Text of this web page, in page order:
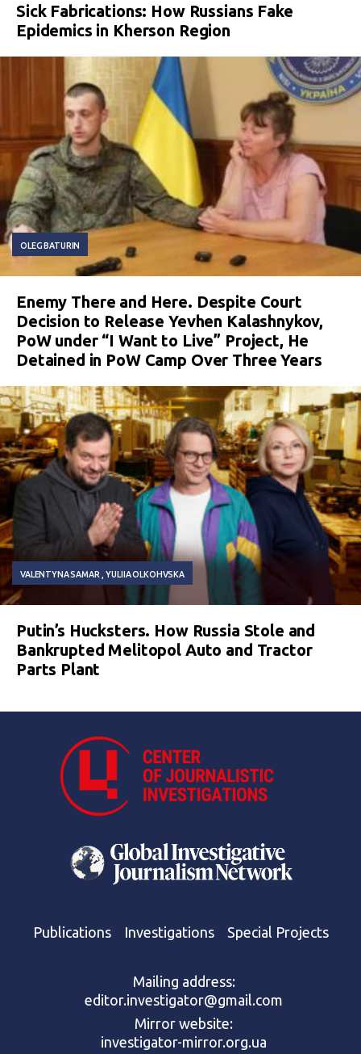
Sick Fabrications: How Russians Fake
Epidemics in Kherson Region
OLEG BATURIN
Enemy There and Here. Despite Court
Decision to Release Yevhen Kalashnykov,
PoW under “I Want to Live” Project, He
Detained in PoW Camp Over Three Years
VALENTYNA SAMAR YULIIA OLKOHVSKA
Putin’s Hucksters. How Russia Stole and
Bankrupted Melitopol Auto and Tractor
Parts Plant
Publications Investigations Special Projects
Mailing address:
editor.investigator@gmail.com
Mirror website:
investigator-mirror.org.ua